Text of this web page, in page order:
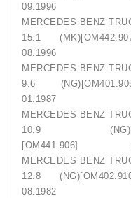
09.1996
MERCEDES
15.1
08.1996
MERCEDES
9.6
01.1987
MERCEDES
10.9
[OM441.906]
MERCEDES
12.8
08.1982